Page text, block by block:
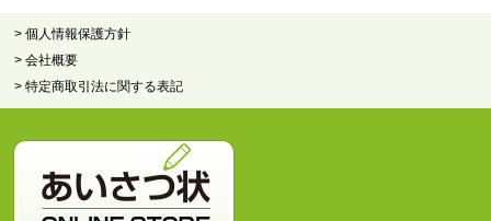
> 個人情報保護方針
> 会社概要
> 特定商取引法に関する表記